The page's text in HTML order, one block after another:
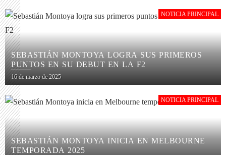
NOTICIA PRINCIPAL
SEBASTIÁN MONTOYA LOGRA SUS PRIMEROS
PUNTOS EN SU DEBUT EN LA F2
16 de marzo de 2025
NOTICIA PRINCIPAL
SEBASTIÁN MONTOYA INICIA EN MELBOURNE
TEMPORADA 2025